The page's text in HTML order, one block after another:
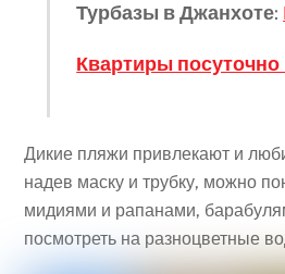
Турбазы в Джанхоте:
Квартиры
Дикие пляжи привлекают и
надев маску и трубку, можно
мидиями и рапанами,
посмотреть на разноцветные